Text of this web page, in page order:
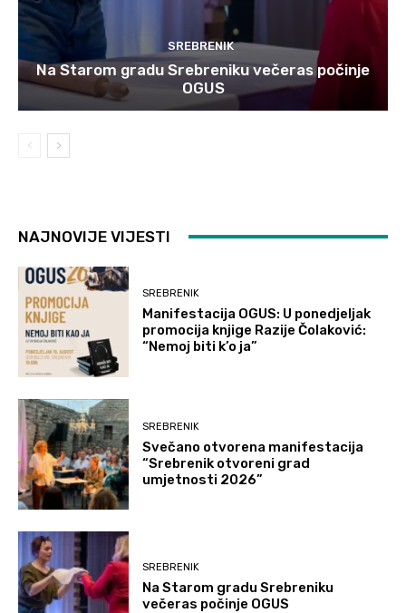
SREBRENIK
Na Starom gradu Srebreniku večeras počinje
OGUS
NAJNOVIJE VIJESTI
SREBRENIK
Manifestacija OGUS: U ponedjeljak
promocija knjige Razije Čolaković:
“Nemoj biti k’o ja”
SREBRENIK
Svečano otvorena manifestacija
“Srebrenik otvoreni grad
umjetnosti 2026”
SREBRENIK
Na Starom gradu Srebreniku
večeras počinje OGUS